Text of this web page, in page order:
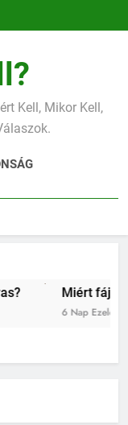
Kell, Mikor Kell,
fáj a váll?